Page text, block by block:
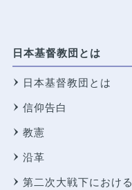
日本基督教団とは
日本基督教団とは
信仰告白
教憲
沿革
第二次大戦下における